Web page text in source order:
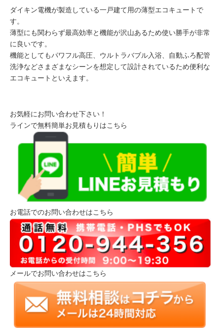
ダイキン電機が製造している一戸建て用の薄型エコキュートで
す。
薄型にも関わらず最高効率と機能が沢山あるため使い勝手が非常
に良いです。
機能としてもパワフル高圧、ウルトラバブル入浴、自動ふろ配管
洗浄などさまざまなシーンを想定して設計されているため便利な
エコキュートといえます。
お気軽にお問い合わせ下さい！
ラインで無料簡単お見積もりはこちら
お電話でのお問い合わせはこちら
メールでお問い合わせはこちら